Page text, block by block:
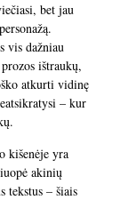
bet jau
vis dažniau
ištraukų,
atkurti vidinę
– kur
kišenėje yra
akinių
tekstus – šiais